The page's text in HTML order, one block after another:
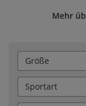
Mehr
Größe
Sportart